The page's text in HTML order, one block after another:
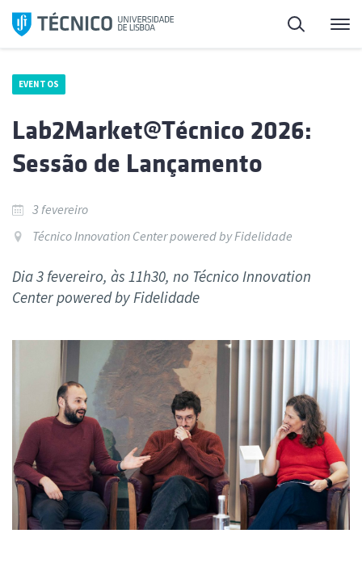
Saltar
para
Pesquisa
EVENTOS
Lab2Market@Técnico 2026:
Sessão de Lançamento
3 fevereiro
Técnico Innovation Center powered by Fidelidade
Dia 3 fevereiro, às 11h30, no Técnico Innovation
Center powered by Fidelidade